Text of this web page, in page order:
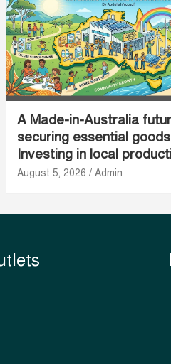
A Made-in-Australia
securing essential
Investing in local
August 5, 2026 Admin